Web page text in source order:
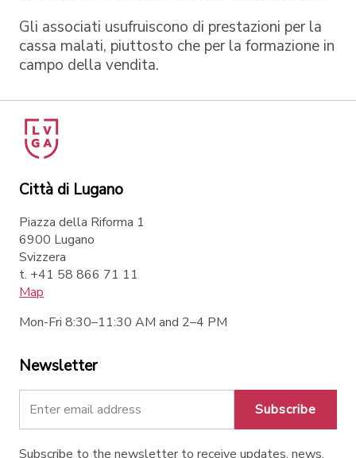
Gli associati usufruiscono di prestazioni per la
cassa malati, piuttosto che per la formazione in
campo della vendita.
Città di Lugano
Piazza della Riforma 1
6900 Lugano
Svizzera
t. +41 58 866 71 11
Map
Mon-Fri 8:30–11:30 AM and 2–4 PM
Newsletter
Subscribe
Subscribe to the newsletter to receive updates, news,